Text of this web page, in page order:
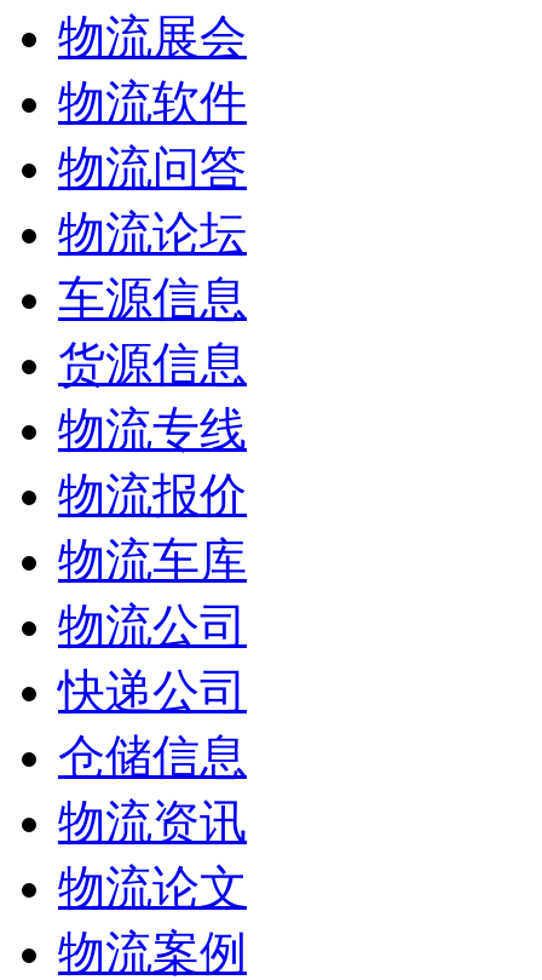
物流展会
物流软件
物流问答
物流论坛
车源信息
货源信息
物流专线
物流报价
物流车库
物流公司
快递公司
仓储信息
物流资讯
物流论文
物流案例